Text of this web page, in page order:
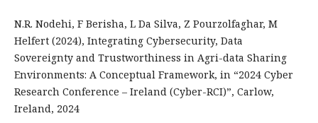
N.R. Nodehi, F Berisha, L Da Silva, Z Pourzolfaghar, M
Helfert (2024), Integrating Cybersecurity, Data
Sovereignty and Trustworthiness in Agri-data Sharing
Environments: A Conceptual Framework, in “2024 Cyber
Research Conference – Ireland (Cyber-RCI)”, Carlow,
Ireland, 2024